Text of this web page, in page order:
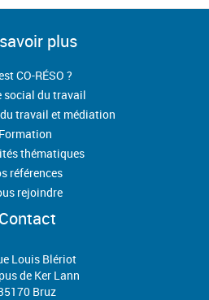
plus
CO-RÉSO ?
social du travail
travail et médiation
Formation
thématiques
références
rejoindre
Contact
Louis Blériot
de Ker Lann
Bruz